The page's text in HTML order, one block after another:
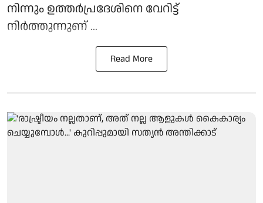
നിന്നും ഉത്തർപ്രദേശിനെ വേറിട്ട്
നിർത്തുന്നുണ് ...
Read More